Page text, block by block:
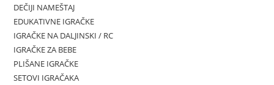
DEČIJI NAMEŠTAJ
EDUKATIVNE IGRAČKE
IGRAČKE NA DALJINSKI / RC
IGRAČKE ZA BEBE
PLIŠANE IGRAČKE
SETOVI IGRAČAKA